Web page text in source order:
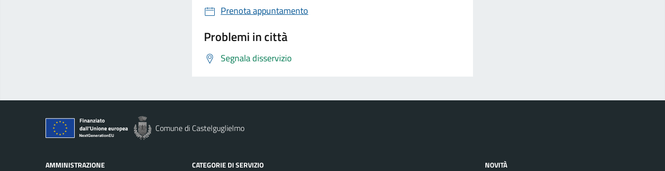
Prenota appuntamento
Problemi in città
Segnala disservizio
Comune di Castelguglielmo
AMMINISTRAZIONE CATEGORIE DI SERVIZIO NOVITÀ